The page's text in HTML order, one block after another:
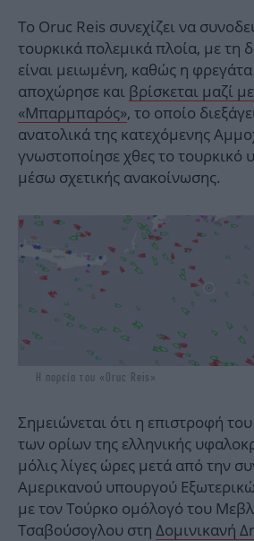
Το Oruc Reis συνεχίζει να
τουρκικά πολεμικά πλοία, με τη
είναι μειωμένη, καθώς η
αποχώρησε και βρίσκεται μαζί
«Μπαρμπαρός», το οποίο
ανατολικά της κατεχόμενης
γνωστοποίησε χθες το τουρκικό
μέσω σχετικής ανακοίνωσης.
Η πορεία του «Oruc Reis»
Σημειώνεται ότι η επιστροφή
των ορίων της ελληνικής
μόλις λίγες ώρες μετά από την
Αμερικανού υπουργού
με τον Τούρκο ομόλογό του
Τσαβούσογλου στη Δομινικανή